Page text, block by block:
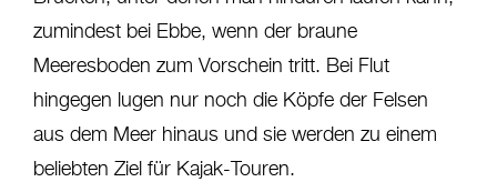
zumindest bei Ebbe, wenn der braune
Meeresboden zum Vorschein tritt. Bei Flut
hingegen lugen nur noch die Köpfe der Felsen
aus dem Meer hinaus und sie werden zu einem
beliebten Ziel für Kajak-Touren.